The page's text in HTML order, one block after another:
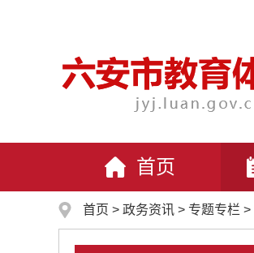
首页
首页 > 政务资讯 > 专题专栏 >